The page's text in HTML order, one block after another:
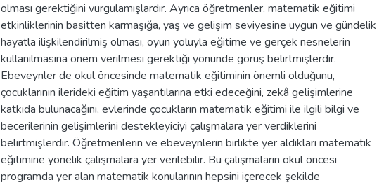
olması gerektiğini vurgulamışlardır. Ayrıca öğretmenler, matematik eğitimi
etkinliklerinin basitten karmaşığa, yaş ve gelişim seviyesine uygun ve gündelik
hayatla ilişkilendirilmiş olması, oyun yoluyla eğitime ve gerçek nesnelerin
kullanılmasına önem verilmesi gerektiği yönünde görüş belirtmişlerdir.
Ebeveynler de okul öncesinde matematik eğitiminin önemli olduğunu,
çocuklarının ilerideki eğitim yaşantılarına etki edeceğini, zekâ gelişimlerine
katkıda bulunacağını, evlerinde çocukların matematik eğitimi ile ilgili bilgi ve
becerilerinin gelişimlerini destekleyiciyi çalışmalara yer verdiklerini
belirtmişlerdir. Öğretmenlerin ve ebeveynlerin birlikte yer aldıkları matematik
eğitimine yönelik çalışmalara yer verilebilir. Bu çalışmaların okul öncesi
programda yer alan matematik konularının hepsini içerecek şekilde